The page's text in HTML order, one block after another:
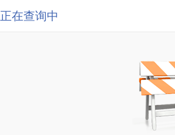
正在查询中